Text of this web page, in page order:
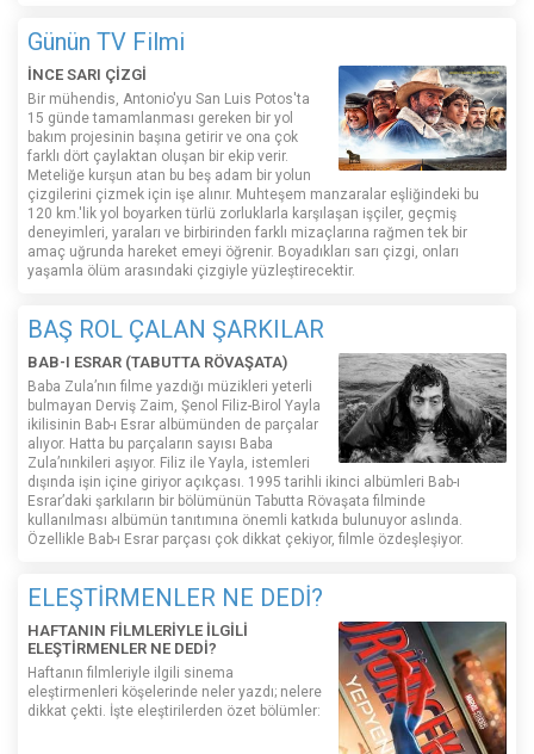
Günün TV Filmi
İNCE SARI ÇİZGİ
Bir mühendis, Antonio'yu San Luis Potos'ta
15 günde tamamlanması gereken bir yol
bakım projesinin başına getirir ve ona çok
farklı dört çaylaktan oluşan bir ekip verir.
Meteliğe kurşun atan bu beş adam bir yolun
çizgilerini çizmek için işe alınır. Muhteşem manzaralar eşliğindeki bu
120 km.'lik yol boyarken türlü zorluklarla karşılaşan işçiler, geçmiş
deneyimleri, yaraları ve birbirinden farklı mizaçlarına rağmen tek bir
amaç uğrunda hareket emeyi öğrenir. Boyadıkları sarı çizgi, onları
yaşamla ölüm arasındaki çizgiyle yüzleştirecektir.
BAŞ ROL ÇALAN ŞARKILAR
BAB-I ESRAR (TABUTTA RÖVAŞATA)
Baba Zula’nın filme yazdığı müzikleri yeterli
bulmayan Derviş Zaim, Şenol Filiz-Birol Yayla
ikilisinin Bab-ı Esrar albümünden de parçalar
alıyor. Hatta bu parçaların sayısı Baba
Zula’nınkileri aşıyor. Filiz ile Yayla, istemleri
dışında işin içine giriyor açıkçası. 1995 tarihli ikinci albümleri Bab-ı
Esrar’daki şarkıların bir bölümünün Tabutta Rövaşata filminde
kullanılması albümün tanıtımına önemli katkıda bulunuyor aslında.
Özellikle Bab-ı Esrar parçası çok dikkat çekiyor, filmle özdeşleşiyor.
ELEŞTİRMENLER NE DEDİ?
HAFTANIN FİLMLERİYLE İLGİLİ
ELEŞTİRMENLER NE DEDİ?
Haftanın filmleriyle ilgili sinema
eleştirmenleri köşelerinde neler yazdı; nelere
dikkat çekti. İşte eleştirilerden özet bölümler: